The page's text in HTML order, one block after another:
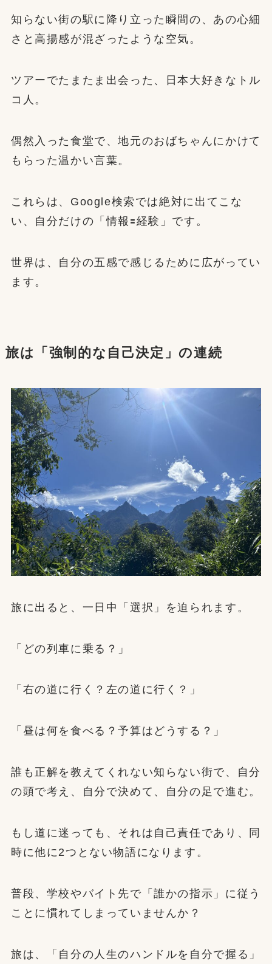
知らない街の駅に降り立った瞬間の、あの心細
さと高揚感が混ざったような空気。
ツアーでたまたま出会った、日本大好きなトル
コ人。
偶然入った食堂で、地元のおばちゃんにかけて
もらった温かい言葉。
これらは、Google検索では絶対に出てこな
い、自分だけの「情報🟰経験」です。
世界は、自分の五感で感じるために広がってい
ます。
旅は「強制的な自己決定」の連続
旅に出ると、一日中「選択」を迫られます。
「どの列車に乗る？」
「右の道に行く？左の道に行く？」
「昼は何を食べる？予算はどうする？」
誰も正解を教えてくれない知らない街で、自分
の頭で考え、自分で決めて、自分の足で進む。
もし道に迷っても、それは自己責任であり、同
時に他に2つとない物語になります。
普段、学校やバイト先で「誰かの指示」に従う
ことに慣れてしまっていませんか？
旅は、「自分の人生のハンドルを自分で握る」